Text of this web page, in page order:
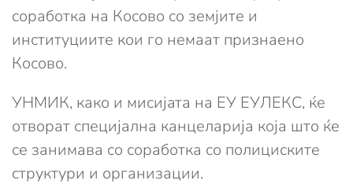
соработка на Косово со земјите и
институциите кои го немаат признаено
Косово.
УНМИК, како и мисиjaта на ЕУ ЕУЛЕКС, ќе
отворат специјална канцеларија која што ќе
се занимава со соработка со полициските
структури и организации.